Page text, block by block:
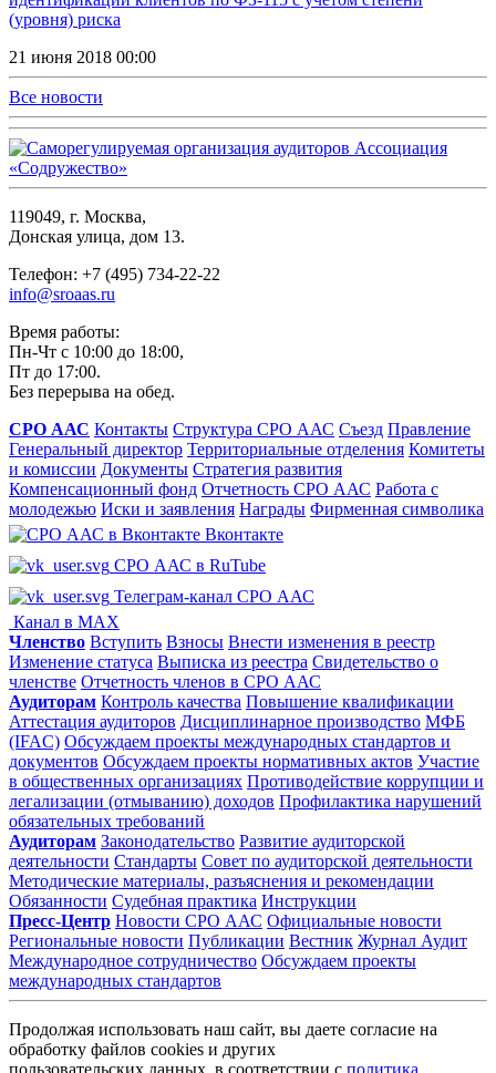
(уровня) риска
21 июня 2018 00:00
Все новости
119049, г. Москва,
Донская улица, дом 13.
Телефон: +7 (495) 734-22-22
info@sroaas.ru
Время работы:
Пн-Чт с 10:00 до 18:00,
Пт до 17:00.
Без перерыва на обед.
СРО ААС Контакты Структура СРО ААС Съезд Правление
Генеральный директор Территориальные отделения Комитеты
и комиссии Документы Стратегия развития
Компенсационный фонд Отчетность СРО ААС Работа с
молодежью Иски и заявления Награды Фирменная символика
Вконтакте
СРО ААС в RuTube
Телеграм-канал СРО ААС
Канал в MAX
Членство Вступить Взносы Внести изменения в реестр
Изменение статуса Выписка из реестра Свидетельство о
членстве Отчетность членов в СРО ААС
Аудиторам Контроль качества Повышение квалификации
Аттестация аудиторов Дисциплинарное производство МФБ
(IFAC) Обсуждаем проекты международных стандартов и
документов Обсуждаем проекты нормативных актов Участие
в общественных организациях Противодействие коррупции и
легализации (отмыванию) доходов Профилактика нарушений
обязательных требований
Аудиторам Законодательство Развитие аудиторской
деятельности Стандарты Совет по аудиторской деятельности
Методические материалы, разъяснения и рекомендации
Обязанности Судебная практика Инструкции
Пресс-Центр Новости СРО ААС Официальные новости
Региональные новости Публикации Вестник Журнал Аудит
Международное сотрудничество Обсуждаем проекты
международных стандартов
Продолжая использовать наш сайт, вы даете согласие на
обработку файлов cookies и других